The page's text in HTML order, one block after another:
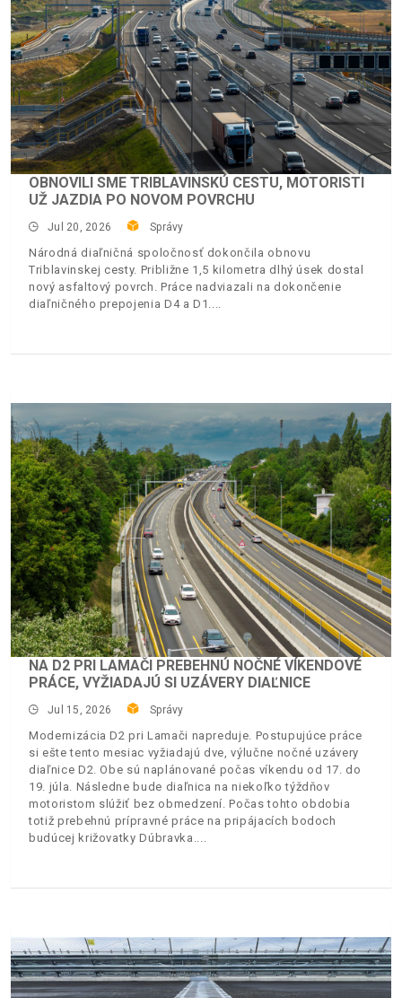
OBNOVILI SME TRIBLAVINSKÚ CESTU, MOTORISTI
UŽ JAZDIA PO NOVOM POVRCHU
Jul 20, 2026 Správy
Národná diaľničná spoločnosť dokončila obnovu
Triblavinskej cesty. Približne 1,5 kilometra dlhý úsek dostal
nový asfaltový povrch. Práce nadviazali na dokončenie
diaľničného prepojenia D4 a D1.
NA D2 PRI LAMAČI PREBEHNÚ NOČNÉ VÍKENDOVÉ
PRÁCE, VYŽIADAJÚ SI UZÁVERY DIAĽNICE
Jul 15, 2026 Správy
Modernizácia D2 pri Lamači napreduje. Postupujúce práce
si ešte tento mesiac vyžiadajú dve, výlučne nočné uzávery
diaľnice D2. Obe sú naplánované počas víkendu od 17. do
19. júla. Následne bude diaľnica na niekoľko týždňov
motoristom slúžiť bez obmedzení. Počas tohto obdobia
totiž prebehnú prípravné práce na pripájacích bodoch
budúcej križovatky Dúbravka.